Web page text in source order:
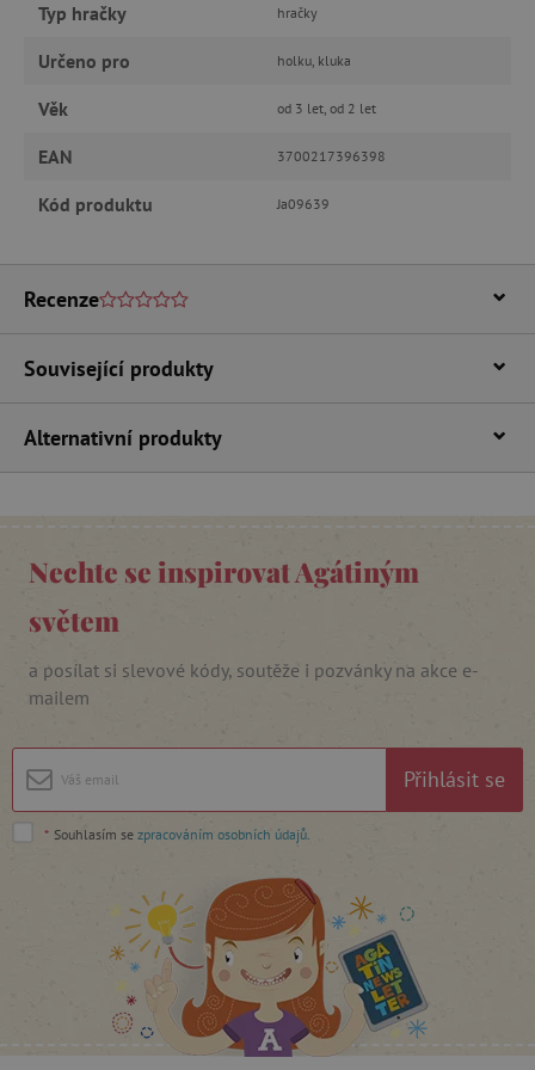
Typ hračky hračky
Určeno pro holku, kluka
Věk od 3 let, od 2 let
EAN 3700217396398
Kód produktu Ja09639
Recenze
Související produkty
Alternativní produkty
Nechte se inspirovat Agátiným
světem
a posílat si slevové kódy, soutěže i pozvánky na akce e-
mailem
Přihlásit se
* Souhlasím se zpracováním osobních údajů
Funkční soubory
Nezbytně nutné soubory cookie umožňují
stránky nelze bez nezbytně nutných souborů
Provider/
.vimeo.com
_lb_ccc
cjConsent .agatinsvet.cz
Google Privacy Policy